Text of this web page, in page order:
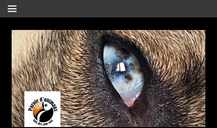
Aller
au
contenu
MENU